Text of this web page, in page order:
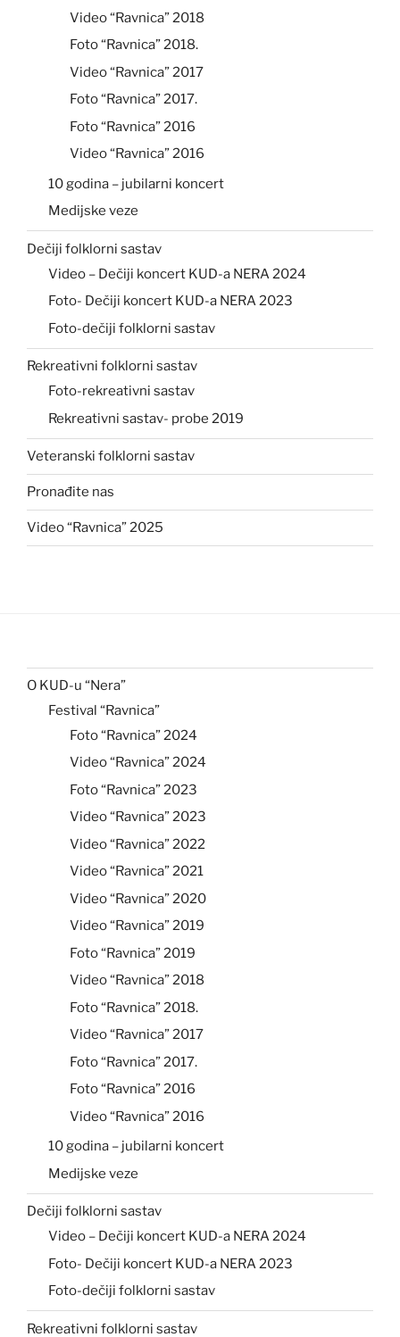
Video “Ravnica” 2018
Foto “Ravnica” 2018.
Video “Ravnica” 2017
Foto “Ravnica” 2017.
Foto “Ravnica” 2016
Video “Ravnica” 2016
10 godina – jubilarni koncert
Medijske veze
Dečiji folklorni sastav
Video – Dečiji koncert KUD-a NERA 2024
Foto- Dečiji koncert KUD-a NERA 2023
Foto-dečiji folklorni sastav
Rekreativni folklorni sastav
Foto-rekreativni sastav
Rekreativni sastav- probe 2019
Veteranski folklorni sastav
Pronađite nas
Video “Ravnica” 2025
O KUD-u “Nera”
Festival “Ravnica”
Foto “Ravnica” 2024
Video “Ravnica” 2024
Foto “Ravnica” 2023
Video “Ravnica” 2023
Video “Ravnica” 2022
Video “Ravnica” 2021
Video “Ravnica” 2020
Video “Ravnica” 2019
Foto “Ravnica” 2019
Video “Ravnica” 2018
Foto “Ravnica” 2018.
Video “Ravnica” 2017
Foto “Ravnica” 2017.
Foto “Ravnica” 2016
Video “Ravnica” 2016
10 godina – jubilarni koncert
Medijske veze
Dečiji folklorni sastav
Video – Dečiji koncert KUD-a NERA 2024
Foto- Dečiji koncert KUD-a NERA 2023
Foto-dečiji folklorni sastav
Rekreativni folklorni sastav